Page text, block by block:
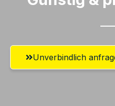
Unverbindlich